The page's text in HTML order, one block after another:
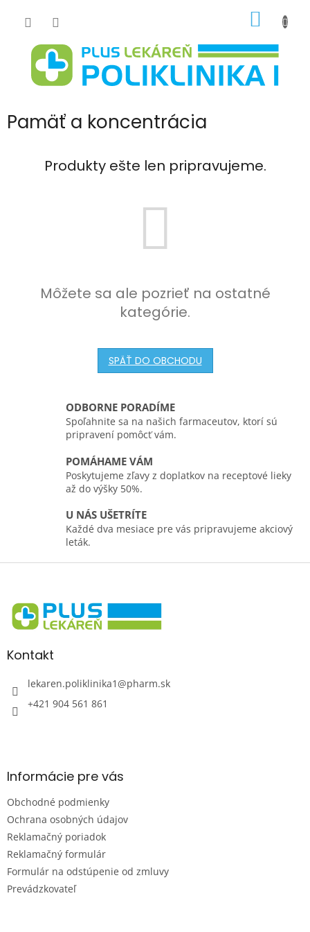
Pamäť a koncentrácia
Produkty ešte len pripravujeme.
Môžete sa ale pozrieť na ostatné
kategórie.
SPÄŤ DO OBCHODU
ODBORNE PORADÍME
Spoľahnite sa na našich farmaceutov, ktorí sú
pripravení pomôcť vám.
POMÁHAME VÁM
Poskytujeme zľavy z doplatkov na receptové lieky
až do výšky 50%.
U NÁS UŠETRÍTE
Každé dva mesiace pre vás pripravujeme akciový
leták.
Z
eKontakt
lekaren.poliklinika1@pharm.sk
+421 904 561 861
Informácie pre vás
Obchodné podmienky
Ochrana osobných údajov
Reklamačný poriadok
Reklamačný formulár
Formulár na odstúpenie od zmluvy
Prevádzkovateľ